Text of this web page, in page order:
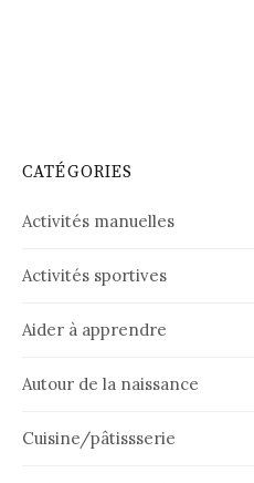
CATÉGORIES
Activités manuelles
Activités sportives
Aider à apprendre
Autour de la naissance
Cuisine/pâtissserie